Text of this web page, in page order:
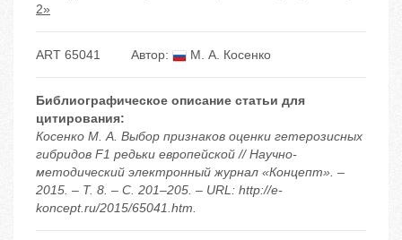
2»
ART 65041 Автор: М. А. Косенко
Библиографическое описание статьи для
цитирования:
Косенко М. А. Выбор признаков оценки гетерозисных
гибридов F1 редьки европейской // Научно-
методический электронный журнал «Концепт». –
2015. – Т. 8. – С. 201–205. – URL: http://e-
koncept.ru/2015/65041.htm.